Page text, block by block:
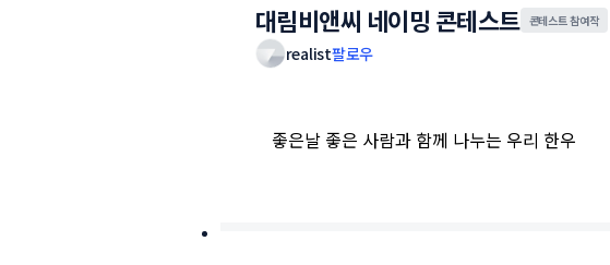
대림비앤씨 네이밍 콘테스트 콘테스트 참여작
realist팔로우
좋은날 좋은 사람과 함께 나누는 우리 한우